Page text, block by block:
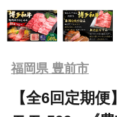
福岡県 豊前市
【全6回定期